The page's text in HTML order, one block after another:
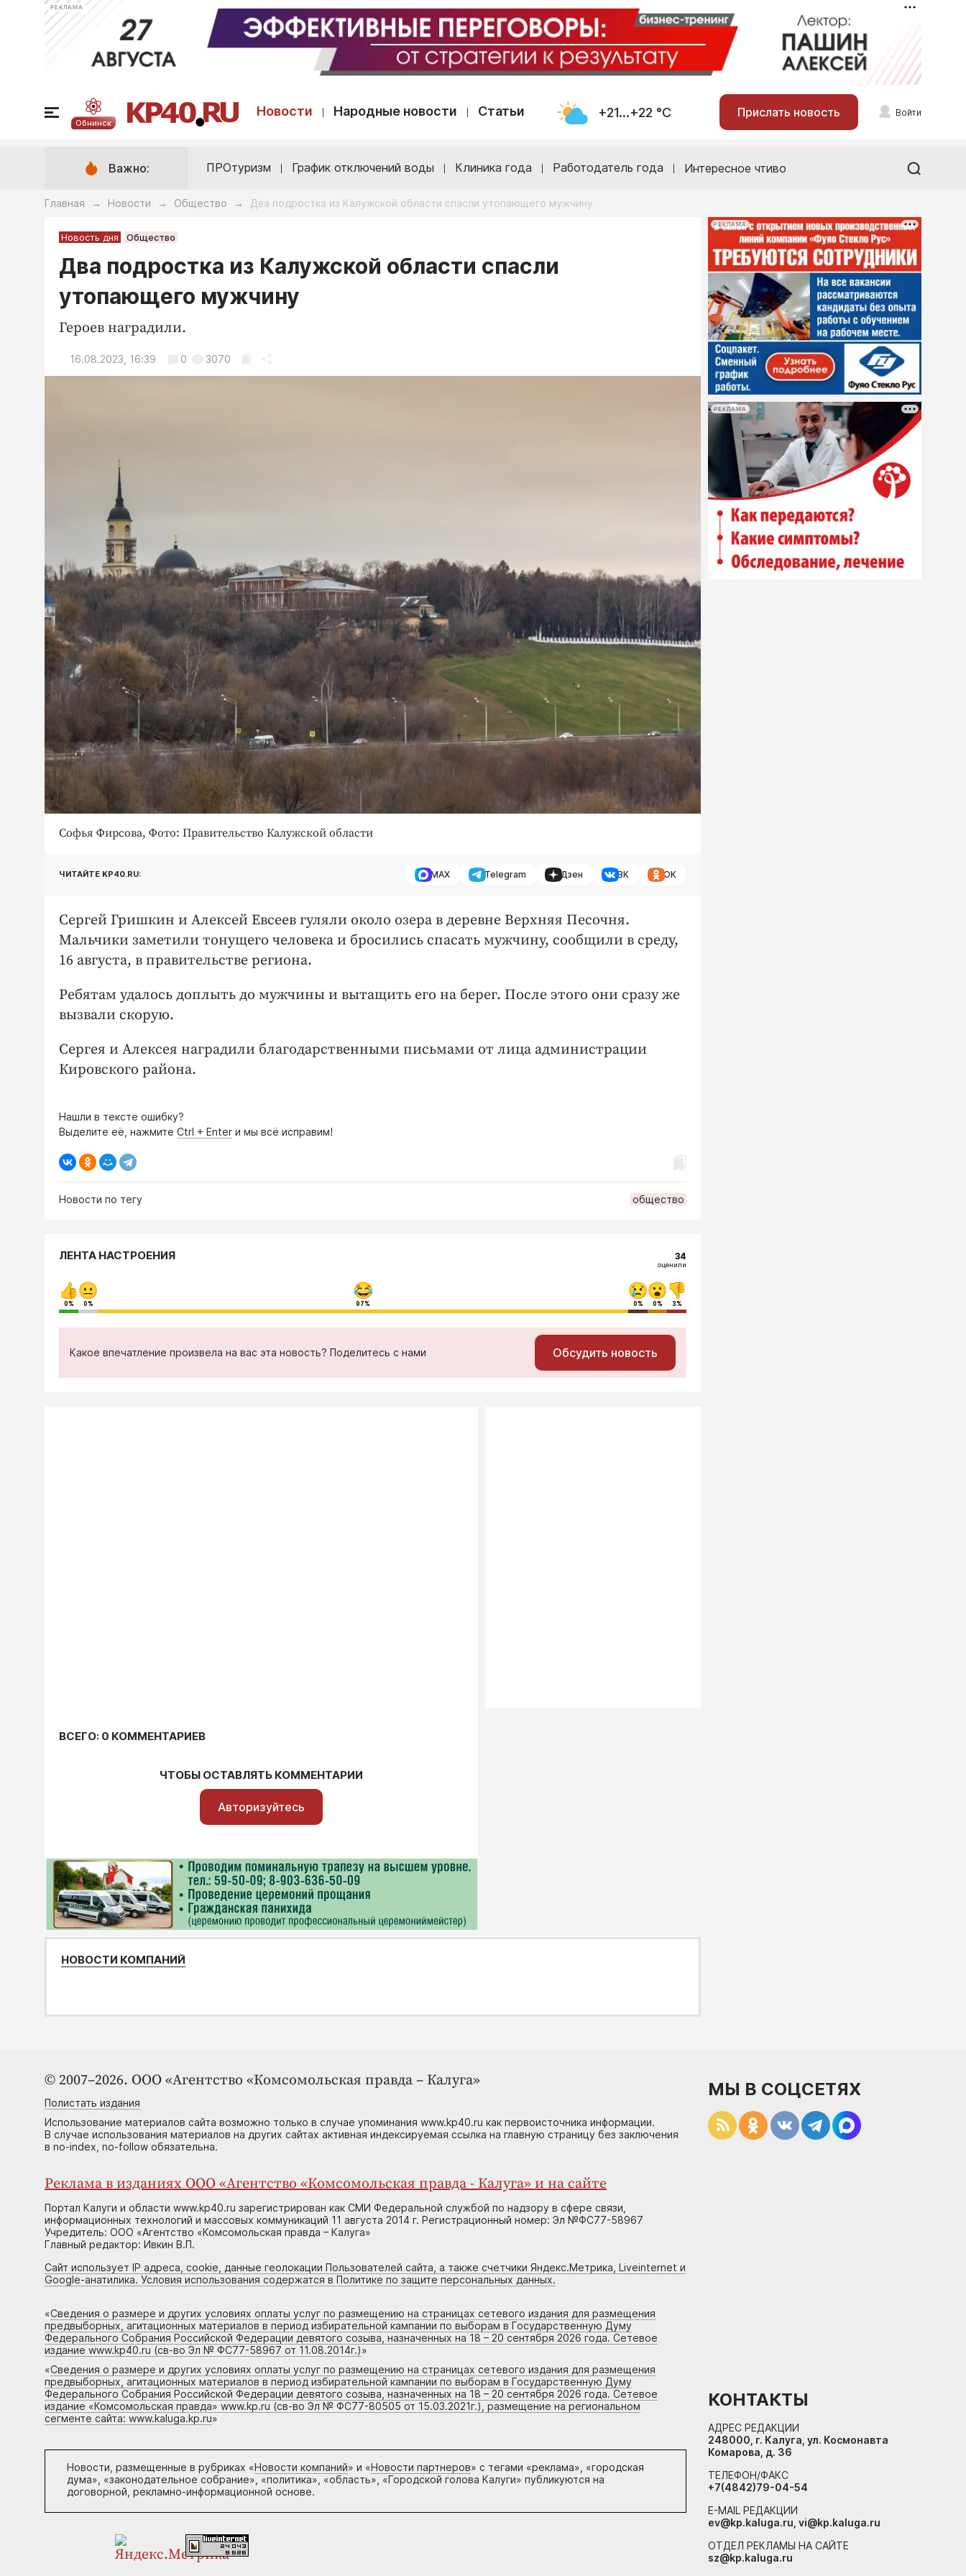
РЕКЛАМА
Обнинск
Новости Народные новости Статьи +21...+22 °С Прислать новость Войти
Важно: ПРОтуризм График отключений воды Клиника года Работодатель года Интересное чтиво
Главная → Новости → Общество → Два подростка из Калужской области спасли утопающего мужчину
Новость дня Общество
Два подростка из Калужской области спасли
утопающего мужчину
Героев наградили.
16.08.2023, 16:39 0 3070
Софья Фирсова, Фото: Правительство Калужской области
ЧИТАЙТЕ KP40.RU: MAX Telegram Дзен ВК ОК
Сергей Гришкин и Алексей Евсеев гуляли около озера в деревне Верхняя Песочня.
Мальчики заметили тонущего человека и бросились спасать мужчину, сообщили в среду,
16 августа, в правительстве региона.
Ребятам удалось доплыть до мужчины и вытащить его на берег. После этого они сразу же
вызвали скорую.
Сергея и Алексея наградили благодарственными письмами от лица администрации
Кировского района.
Нашли в тексте ошибку?
Выделите её, нажмите Ctrl + Enter и мы всё исправим!
Новости по тегу общество
РЕКЛАМА
РЕКЛАМА
ЛЕНТА НАСТРОЕНИЯ 34
оценили
0% 0% 97% 0% 0% 3%
Какое впечатление произвела на вас эта новость? Поделитесь с нами Обсудить новость
ВСЕГО: 0 КОММЕНТАРИЕВ
ЧТОБЫ ОСТАВЛЯТЬ КОММЕНТАРИИ
Авторизуйтесь
НОВОСТИ КОМПАНИЙ
© 2007–2026. ООО «Агентство «Комсомольская правда – Калуга»
Полистать издания
Использование материалов сайта возможно только в случае упоминания www.kp40.ru как первоисточника информации.
В случае использования материалов на других сайтах активная индексируемая ссылка на главную страницу без заключения
в no-index, no-follow обязательна.
Реклама в изданиях ООО «Агентство «Комсомольская правда - Калуга» и на сайте
Портал Калуги и области www.kp40.ru зарегистрирован как СМИ Федеральной службой по надзору в сфере связи,
информационных технологий и массовых коммуникаций 11 августа 2014 г. Регистрационный номер: Эл №ФС77-58967
Учредитель: ООО «Агентство «Комсомольская правда – Калуга»
Главный редактор: Ивкин В.П.
Сайт использует IP адреса, cookie, данные геолокации Пользователей сайта, а также счетчики Яндекс.Метрика, Liveinternet и
Google-анатилика. Условия использования содержатся в Политике по защите персональных данных.
«Сведения о размере и других условиях оплаты услуг по размещению на страницах сетевого издания для размещения
предвыборных, агитационных материалов в период избирательной кампании по выборам в Государственную Думу
Федерального Собрания Российской Федерации девятого созыва, назначенных на 18 – 20 сентября 2026 года. Сетевое
издание www.kp40.ru (св-во Эл № ФС77-58967 от 11.08.2014г.)»
«Сведения о размере и других условиях оплаты услуг по размещению на страницах сетевого издания для размещения
предвыборных, агитационных материалов в период избирательной кампании по выборам в Государственную Думу
Федерального Собрания Российской Федерации девятого созыва, назначенных на 18 – 20 сентября 2026 года. Сетевое
издание «Комсомольская правда» www.kp.ru (св-во Эл № ФС77-80505 от 15.03.2021г.), размещение на региональном
сегменте сайта: www.kaluga.kp.ru»
Новости, размещенные в рубриках «Новости компаний» и «Новости партнеров» с тегами «реклама», «городская
дума», «законодательное собрание», «политика», «область», «Городской голова Калуги» публикуются на
договорной, рекламно-информационной основе.
МЫ В СОЦСЕТЯХ
КОНТАКТЫ
АДРЕС РЕДАКЦИИ
248000, г. Калуга, ул. Космонавта
Комарова, д. 36
ТЕЛЕФОН/ФАКС
+7(4842)79-04-54
E-MAIL РЕДАКЦИИ
ev@kp.kaluga.ru, vi@kp.kaluga.ru
ОТДЕЛ РЕКЛАМЫ НА САЙТЕ
sz@kp.kaluga.ru